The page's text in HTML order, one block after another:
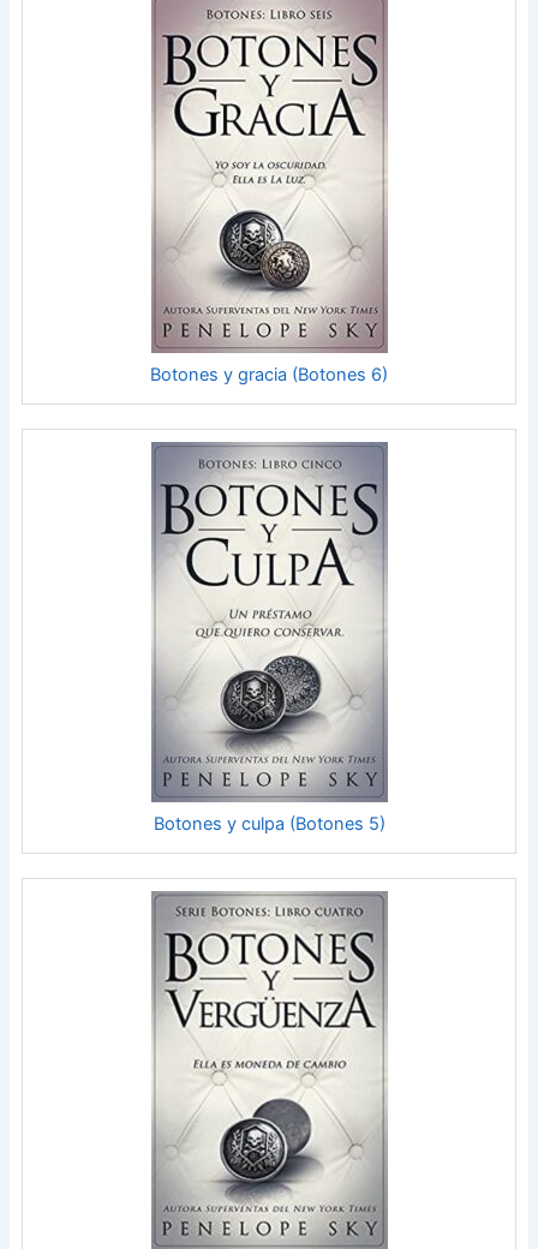
Botones y gracia (Botones 6)
Botones y culpa (Botones 5)